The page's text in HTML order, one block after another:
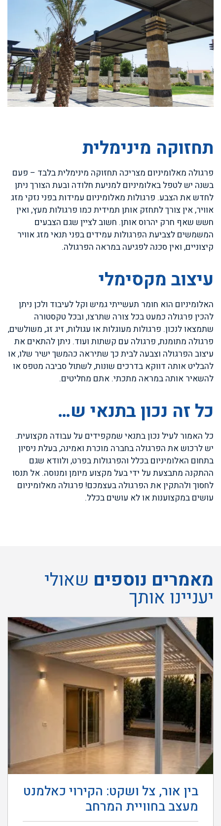
תחזוקה מינימלית
פרגולה מאלומיניום מצריכה תחזוקה מינימלית בלבד – פעם
בשנה יש לטפל באלומיניום למניעת חלודה ובעת הצורך ניתן
לחדש את הצבע. פרגולות מאלומיניום עמידות בפני נזקי מזג
אוויר, אין צורך לתחזק אותן תמידית כמו פרגולות מעץ, ואין
חשש שאף חרק יהרוס אותן. חשוב לציין שגם הצבעים
המשמשים לצביעת הפרגולות עמידים בפני תנאי מזג אוויר
קיצוניים, ואין סכנה לפגיעה במראה הפרגולה.
עיצוב מקסימלי
האלומיניום הוא חומר תעשייתי גמיש וקל לעיבוד ולכן ניתן
להכין פרגולה כמעט בכל צורה שתרצו, ובכל טקסטורה
שתמצאו לנכון. פרגולות מעוגלות או עגולות, זיג זג, משולשים,
פרגולה מתומנת, פרגולה עם קשתות ועוד. ניתן להתאים את
עיצוב הפרגולה וצבעה לבית כך שתיראה כהמשך ישיר שלו, או
להבליט אותה דווקא בדרכים שונות, לשתול סביבה מטפס או
להשאיר אותה במראה מתכתי. אתם מחליטים.
כל זה נכון בתנאי ש…
כל האמור לעיל נכון בתנאי שמקפידים על עבודה מקצועית.
יש לרכוש את הפרגולה בחברה מוכרת ואמינה, בעלת ניסיון
בתחום האלומיניום בכלל והפרגולות בפרט, ולוודא שגם
ההתקנה מתבצעת על ידי בעל מקצוע מיומן ומנוסה. אל תנסו
לחסוך ולהתקין את הפרגולה בעצמכם! פרגולה מאלומיניום
עושים במקצוענות או לא עושים בכלל.
מאמרים נוספים שאולי
יעניינו אותך
בין אור, צל ושקט: הקירוי כאלמנט
מעצב בחוויית המרחב